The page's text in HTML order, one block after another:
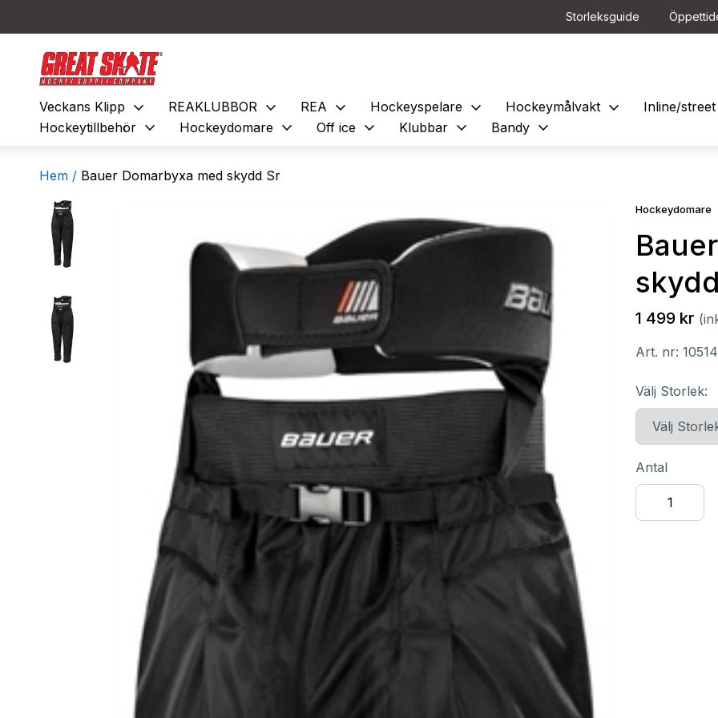
Storleksguide
Veckans Klipp expand_more REAKLUBBOR expand_more REA expand_more Hockeyspelare expand_more Hockeymålvakt expand_more Inline/
Hockeytillbehör expand_more Hockeydomare expand_more Off ice expand_more Klubbar expand_more Bandy expand_more
Hem / Bauer Domarbyxa med skydd Sr
Hockeydomare
1 499 kr
Art. nr:
Välj Storlek:
Antal